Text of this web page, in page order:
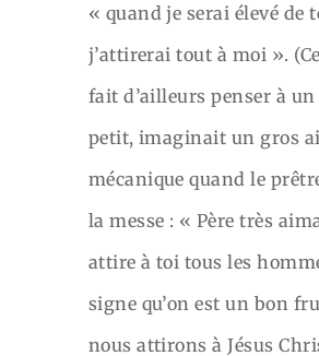
« quand je serai élevé de
j’attirerai tout à moi ».
fait d’ailleurs penser à
petit, imaginait un gros
mécanique quand le
la messe : « Père très
attire à toi tous les
signe qu’on est un bon
nous attirons à Jésus